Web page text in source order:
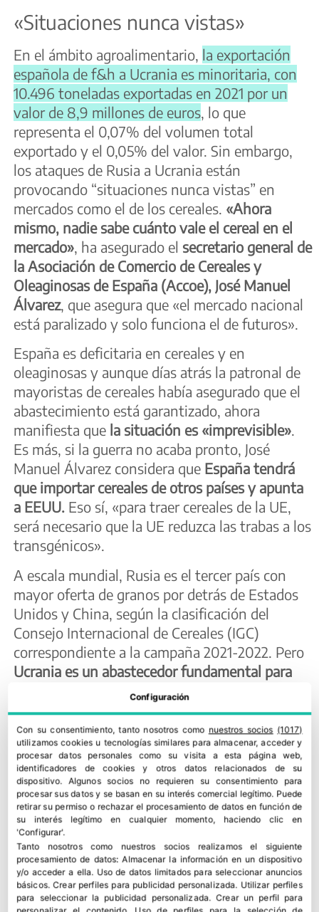
«Situaciones nunca vistas»
En el ámbito agroalimentario, la exportación
española de f&h a Ucrania es minoritaria, con
10.496 toneladas exportadas en 2021 por un
valor de 8,9 millones de euros , lo que
representa el 0,07% del volumen total
exportado y el 0,05% del valor. Sin embargo,
los ataques de Rusia a Ucrania están
provocando “situaciones nunca vistas” en
mercados como el de los cereales. «Ahora
mismo, nadie sabe cuánto vale el cereal en el
mercado» , ha asegurado el secretario general de
la Asociación de Comercio de Cereales y
Oleaginosas de España (Accoe), José Manuel
Álvarez, que asegura que «el mercado nacional
está paralizado y solo funciona el de futuros».
España es deficitaria en cereales y en
oleaginosas y aunque días atrás la patronal de
mayoristas de cereales había asegurado que el
abastecimiento está garantizado, ahora
manifiesta que la situación es «imprevisible».
Es más, si la guerra no acaba pronto, José
Manuel Álvarez considera que España tendrá
que importar cereales de otros países y apunta
a EEUU. Eso sí, «para traer cereales de la UE,
será necesario que la UE reduzca las trabas a los
transgénicos».
A escala mundial, Rusia es el tercer país con
mayor oferta de granos por detrás de Estados
Unidos y China, según la clasificación del
Consejo Internacional de Cereales (IGC)
correspondiente a la campaña 2021-2022. Pero
Ucrania es un abastecedor fundamental para
nuestro país en materia de cereales y
oleaginosas. No por caso se le denomina el
‘granero de Europa’.
En 2021, España compró a Ucrania el 27,4 % de
las importaciones de maíz y el 62 % de las de
aceite de girasol , las dos grandes dependencias
agroalimentarias de este país de Europa del
Este. La balanza agroalimentaria es claramente
deficitaria para los intereses españoles,
superando los -800 millones de euros, según
los datos consultados del Ministerio de
Configuración
Con su consentimiento, tanto nosotros como nuestros socios (1017)
utilizamos cookies u tecnologías similares para almacenar, acceder y
procesar datos personales como su visita a esta página web,
identificadores de cookies y otros datos relacionados de su
dispositivo. Algunos socios no requieren su consentimiento para
procesar sus datos y se basan en su interés comercial legítimo. Puede
retirar su permiso o rechazar el procesamiento de datos en función de
su interés legítimo en cualquier momento, haciendo clic en
'Configurar'.
Tanto nosotros como nuestros socios realizamos el siguiente
procesamiento de datos:Almacenar la información en un dispositivo
y/o acceder a ella. Uso de datos limitados para seleccionar anuncios
básicos.Crear perfiles para publicidad personalizada. Utilizar perfiles
para seleccionar la publicidad personalizada.Crear un perfil para